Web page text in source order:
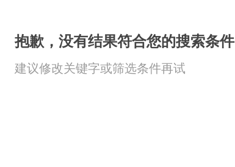
抱歉，没有结果符合您的搜索条件
建议修改关键字或筛选条件再试